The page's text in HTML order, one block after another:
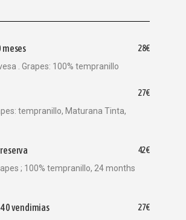
meses
28€
. Grapes: 100% tempranillo
27€
tempranillo, Maturana Tinta,
42€
; 100% tempranillo, 24 months
vendimias
27€